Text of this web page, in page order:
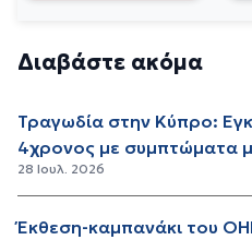
Διαβάστε ακόμα
Τραγωδία στην Κύπρο:
4χρονος με συμπτώματα
28 Ιουλ. 2026
Έκθεση-καμπανάκι του